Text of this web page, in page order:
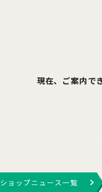
現在、ご案内で
ショップニュース一覧